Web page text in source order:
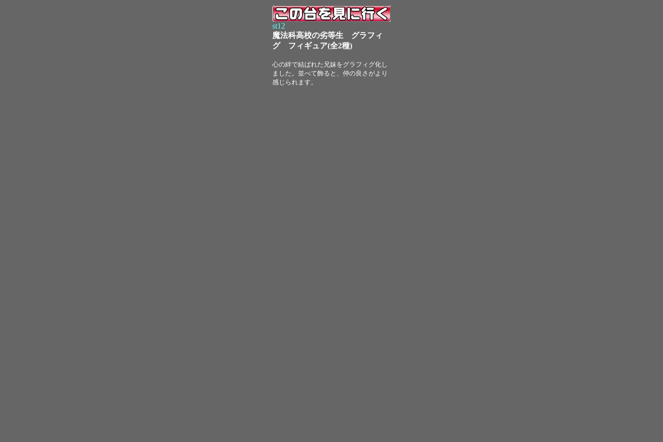
st12
魔法科高校の劣等生 グラフィ
グ フィギュア(全2種)
心の絆で結ばれた兄妹をグラフィグ化し
ました。並べて飾ると、仲の良さがより
感じられます。